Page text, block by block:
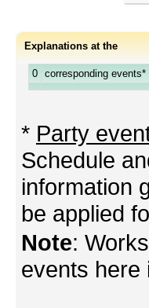
Explanations at the
0 corresponding events*
* Party
Schedule
information
be applied
Note:
events here